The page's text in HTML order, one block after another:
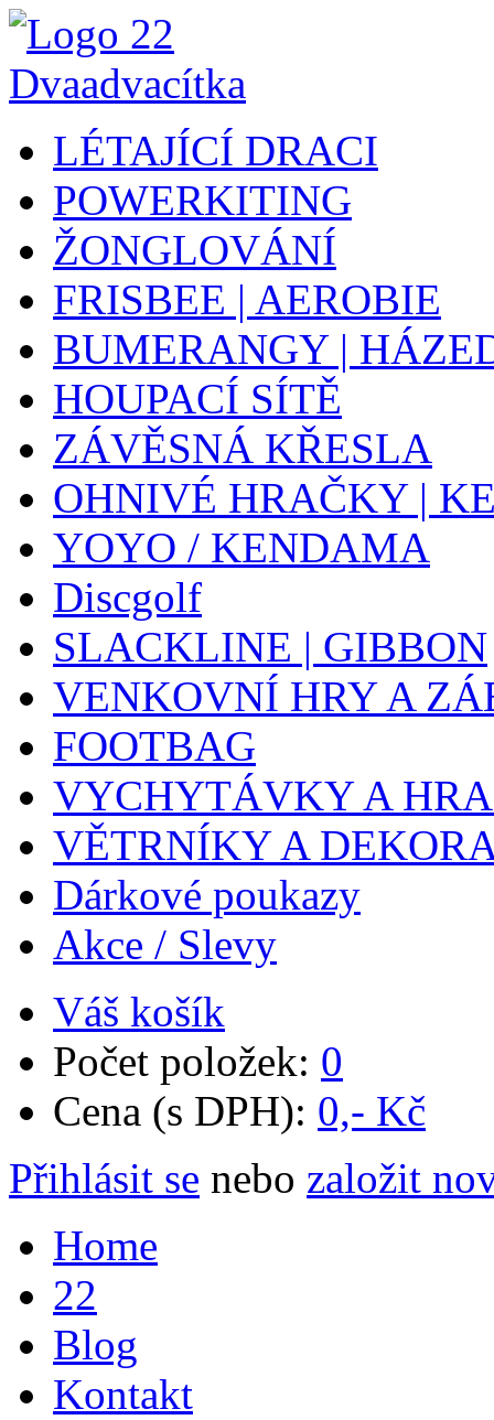
LÉTAJÍCÍ DRACI
POWERKITING
ŽONGLOVÁNÍ
FRISBEE | AEROBIE
BUMERANGY |
HOUPACÍ SÍTĚ
ZÁVĚSNÁ KŘESLA
OHNIVÉ HRAČKY |
YOYO / KENDAMA
Discgolf
SLACKLINE | GIBBON
VENKOVNÍ HRY A
FOOTBAG
VYCHYTÁVKY A
VĚTRNÍKY A
Dárkové poukazy
Akce / Slevy
Váš košík
Počet položek: 0
Cena (s DPH): 0,- Kč
Přihlásit se nebo založit
Home
22
Blog
Kontakt